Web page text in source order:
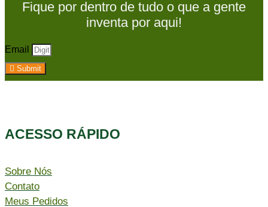
Fique por dentro de tudo o que a gente
inventa por aqui!
Email
Submit
ACESSO RÁPIDO​
Sobre Nós
Contato
Meus Pedidos